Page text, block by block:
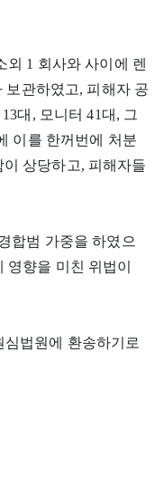
1 회사와 사이에 렌
보관하였고, 피해자 공
대, 모니터 41대, 그
이를 한꺼번에 처분
상당하고, 피해자들
합범 가중을 하였으
향을 미친 위법이
법원에 환송하기로